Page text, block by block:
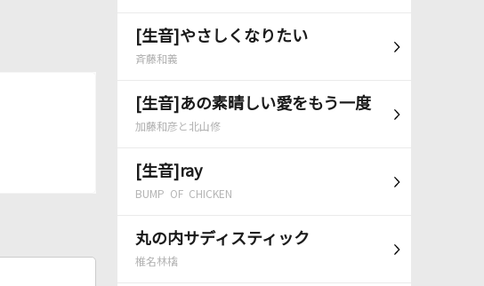
[生音]やさしくなりたい
斉藤和義
[生音]あの素晴しい愛をもう一度
加藤和彦と北山修
[生音]ray
BUMP OF CHICKEN
丸の内サディスティック
椎名林檎